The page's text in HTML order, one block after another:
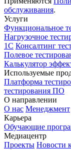
обслуживания.
Услуги
Функциональное
Нагрузочное
1С Консалтинг
Полевое
Калькулятор
Используемые
Платформа
тестирования ПО
О направлении
О нас Менеджмент
Карьера
Обучающие
Медиацентр
Проекты Новости